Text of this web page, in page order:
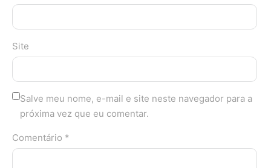
Site
Salve meu nome, e-mail e site neste navegador para a
próxima vez que eu comentar.
Comentário *